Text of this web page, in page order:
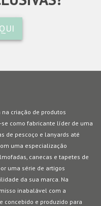
na criação de produtos
como fabricante líder de uma
de pescoço e lanyards até
uma especialização
canecas e tapetes de
uma série de artigos
da sua marca. Na
inabalável com a
concebido e produzido para